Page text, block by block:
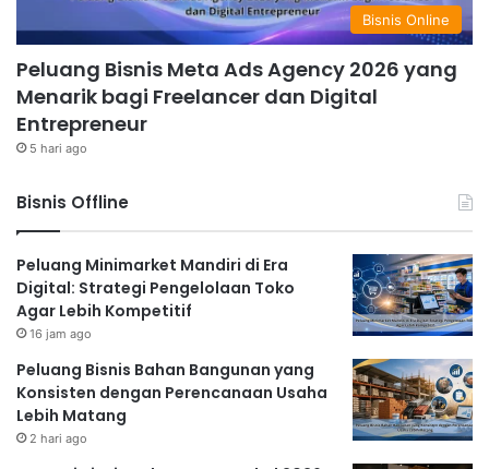
Bisnis Online
Peluang Bisnis Meta Ads Agency 2026 yang
Menarik bagi Freelancer dan Digital
Entrepreneur
5 hari ago
Bisnis Offline
Peluang Minimarket Mandiri di Era
Digital: Strategi Pengelolaan Toko
Agar Lebih Kompetitif
16 jam ago
Peluang Bisnis Bahan Bangunan yang
Konsisten dengan Perencanaan Usaha
Lebih Matang
2 hari ago